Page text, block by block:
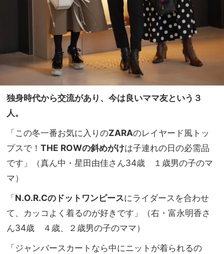
独身時代から交流があり、今は良いママ友という３
人。
「この冬一番お気に入りのZARAのレイヤード風トッ
プスで！ THE ROWの斜めがけは子連れの日の必需品
です」（真ん中・星田由佳さん34歳 １歳男の子のマ
マ）
「N.O.R.Cのドットワンピースにライダースを合わせ
て、カッコよく着るのが好きです」（右・富永明香さ
ん34歳 ４歳、２歳男の子のママ）
「ジャンバースカートなら中にニットが着られるの